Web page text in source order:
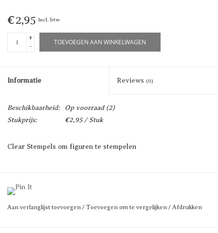
€2,95 Incl. btw
+
-
TOEVOEGEN AAN WINKELWAGEN
Informatie Reviews (0)
Beschikbaarheid: Op voorraad(2)
Stukprijs:
€2,95 / Stuk
Clear Stempels om figuren te stempelen
Aan verlanglijst toevoegen / Toevoegen om te vergelijken / Afdrukken